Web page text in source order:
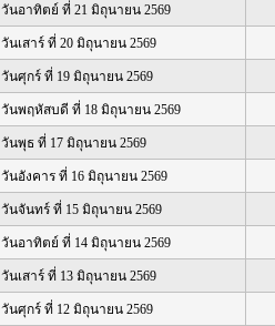
วันอาทิตย์ ที่ 21 มิถุนายน 2569
วันเสาร์ ที่ 20 มิถุนายน 2569
วันศุกร์ ที่ 19 มิถุนายน 2569
วันพฤหัสบดี ที่ 18 มิถุนายน 2569
วันพุธ ที่ 17 มิถุนายน 2569
วันอังคาร ที่ 16 มิถุนายน 2569
วันจันทร์ ที่ 15 มิถุนายน 2569
วันอาทิตย์ ที่ 14 มิถุนายน 2569
วันเสาร์ ที่ 13 มิถุนายน 2569
วันศุกร์ ที่ 12 มิถุนายน 2569